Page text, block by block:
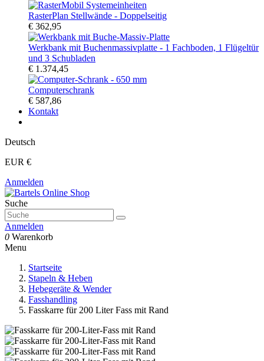
RasterPlan Stellwände - Doppelseitig
€ 362,95
Werkbank mit Buchenmassivplatte - 1 Fachboden, 1 Flügeltür
und 3 Schubladen
€ 1.374,45
Computerschrank
€ 587,86
Kontakt
Deutsch
EUR €
Anmelden
Suche
Anmelden
0 Warenkorb
Menu
Startseite
Stapeln & Heben
Hebegeräte & Wender
Fasshandling
Fasskarre für 200 Liter Fass mit Rand